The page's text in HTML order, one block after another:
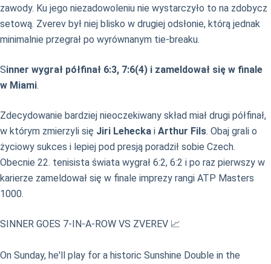
zawody. Ku jego niezadowoleniu nie wystarczyło to na zdobycz
setową. Zverev był niej blisko w drugiej odsłonie, którą jednak
minimalnie przegrał po wyrównanym tie-breaku.
Sinner wygrał półfinał 6:3, 7:6(4) i zameldował się w finale
w Miami.
Zdecydowanie bardziej nieoczekiwany skład miał drugi półfinał,
w którym zmierzyli się Jiri Lehecka i Arthur Fils. Obaj grali o
życiowy sukces i lepiej pod presją poradził sobie Czech.
Obecnie 22. tenisista świata wygrał 6:2, 6:2 i po raz pierwszy w
karierze zameldował się w finale imprezy rangi ATP Masters
1000.
SINNER GOES 7-IN-A-ROW VS ZVEREV 📈
On Sunday, he'll play for a historic Sunshine Double in the